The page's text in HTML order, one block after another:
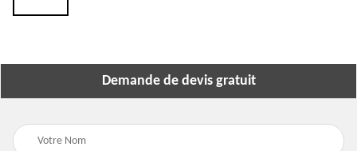
Demande de devis gratuit